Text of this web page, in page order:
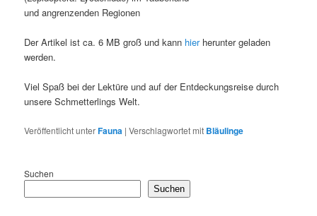
und angrenzenden Regionen
Der Artikel ist ca. 6 MB groß und kann hierherunter geladen
werden.
Viel Spaß bei der Lektüre und auf der Entdeckungsreise durch
unsere Schmetterlings Welt.
Veröffentlicht unterFauna |Verschlagwortet mit Bläulinge
Suchen
Suchen